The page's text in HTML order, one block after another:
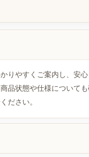
りやすくご案内し、安
品状態や仕様について
ださい。